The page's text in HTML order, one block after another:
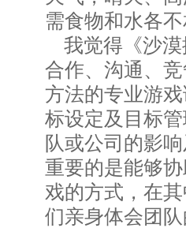
需食物和水各
我觉得《沙漠
合作、沟通、
方法的专业游
标设定及目标
队或公司的影
重要的是能够
戏的方式，在
们亲身体会团